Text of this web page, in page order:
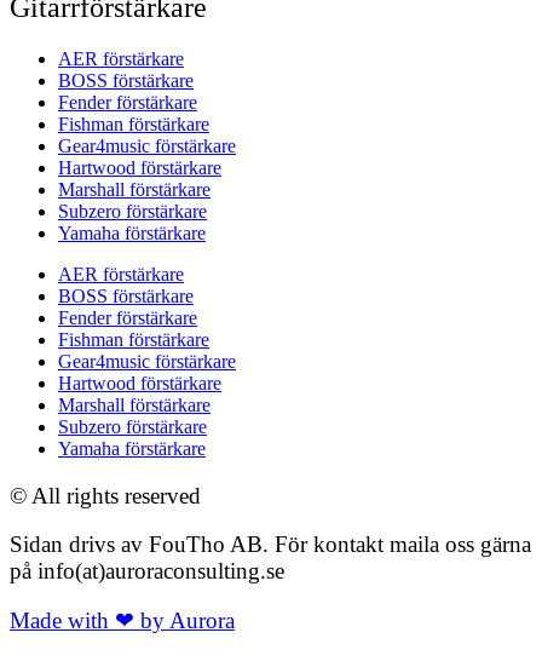
Gitarrförstärkare
AER förstärkare
BOSS förstärkare
Fender förstärkare
Fishman förstärkare
Gear4music förstärkare
Hartwood förstärkare
Marshall förstärkare
Subzero förstärkare
Yamaha förstärkare
AER förstärkare
BOSS förstärkare
Fender förstärkare
Fishman förstärkare
Gear4music förstärkare
Hartwood förstärkare
Marshall förstärkare
Subzero förstärkare
Yamaha förstärkare
© All rights reserved
Sidan drivs av FouTho AB. För kontakt maila oss gärna
på info(at)auroraconsulting.se
Made with ❤ by Aurora